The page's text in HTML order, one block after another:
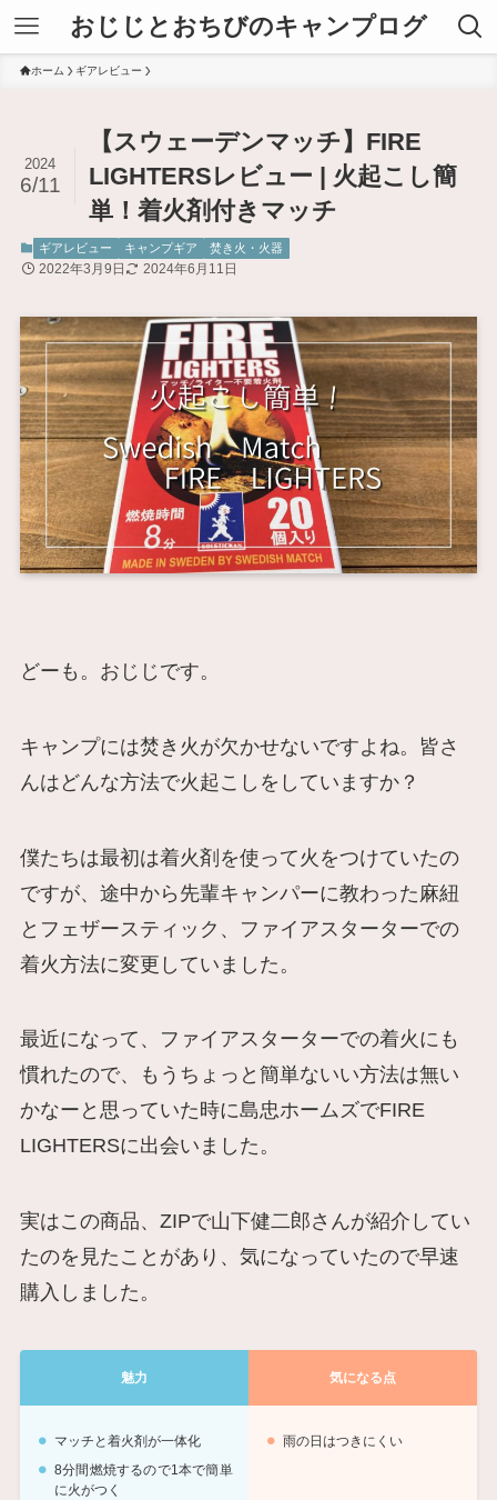
おじじとおちびのキャンプログ
ホーム ギアレビュー
【スウェーデンマッチ】FIRE
LIGHTERSレビュー | 火起こし簡
単！着火剤付きマッチ
2024
6/11
ギアレビュー キャンプギア 焚き火・火器
2022年3月9日 2024年6月11日
どーも。おじじです。
キャンプには焚き火が欠かせないですよね。皆さ
んはどんな方法で火起こしをしていますか？
僕たちは最初は着火剤を使って火をつけていたの
ですが、途中から先輩キャンパーに教わった麻紐
とフェザースティック、ファイアスターターでの
着火方法に変更していました。
最近になって、ファイアスターターでの着火にも
慣れたので、もうちょっと簡単ないい方法は無い
かなーと思っていた時に島忠ホームズでFIRE
LIGHTERSに出会いました。
実はこの商品、ZIPで山下健二郎さんが紹介してい
たのを見たことがあり、気になっていたので早速
購入しました。
魅力 気になる点
マッチと着火剤が一体化
8分間燃焼するので1本で簡単
に火がつく
雨の日はつきにくい